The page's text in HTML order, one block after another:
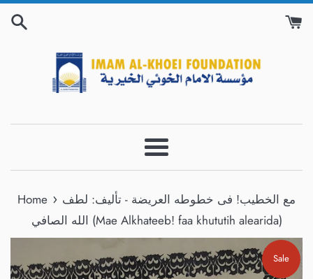
Skip
Menu
Home › مع الخطيب! فى خطوطه العريضة - تأليف: لطف
الله الصافي (Mae Alkhateeb! faa khututih alearida)
Sale